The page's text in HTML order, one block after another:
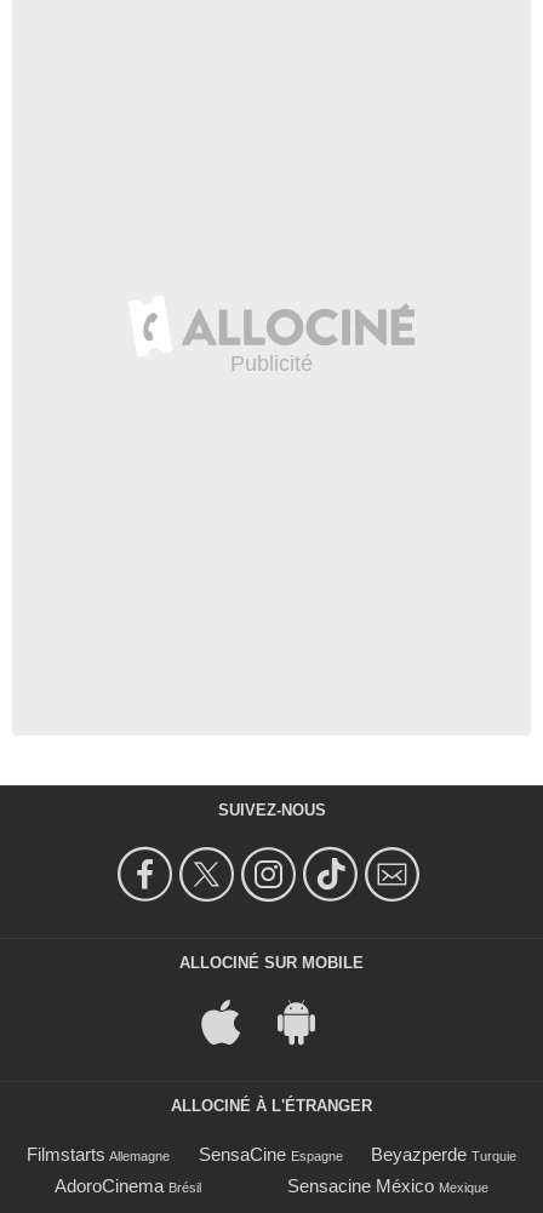
SUIVEZ-NOUS
ALLOCINÉ SUR MOBILE
ALLOCINÉ À L'ÉTRANGER
Filmstarts Allemagne SensaCine Espagne Beyazperde Turquie
AdoroCinema Brésil Sensacine México Mexique